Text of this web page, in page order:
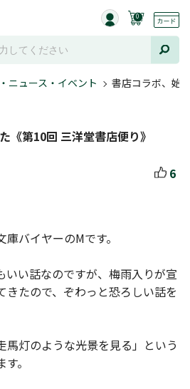
0
ニュース・イベント 書店コラボ、始
《第10回 三洋堂書店便り》
6
バイヤーのMです。
いい話なのですが、梅雨入りが宣
きたので、ぞわっと恐ろしい話を
馬灯のような光景を見る」という
。